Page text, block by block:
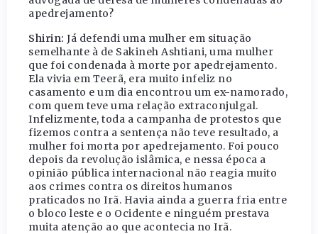
apedrejamento?
Shirin: Já defendi uma mulher em situação
semelhante à de Sakineh Ashtiani, uma mulher
que foi condenada à morte por apedrejamento.
Ela vivia em Teerã, era muito infeliz no
casamento e um dia encontrou um ex-namorado,
com quem teve uma relação extraconjulgal.
Infelizmente, toda a campanha de protestos que
fizemos contra a sentença não teve resultado, a
mulher foi morta por apedrejamento. Foi pouco
depois da revolução islâmica, e nessa época a
opinião pública internacional não reagia muito
aos crimes contra os direitos humanos
praticados no Irã. Havia ainda a guerra fria entre
o bloco leste e o Ocidente e ninguém prestava
muita atenção ao que acontecia no Irã.